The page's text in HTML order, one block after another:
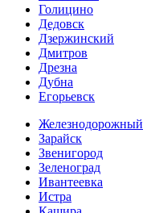
Голицино
Дедовск
Дзержинский
Дмитров
Дрезна
Дубна
Егорьевск
Железнодорожный
Зарайск
Звенигород
Зеленоград
Ивантеевка
Истра